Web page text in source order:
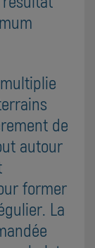
de
autour
former
La